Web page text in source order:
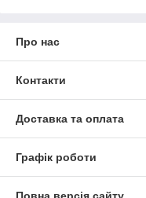
Про нас
Контакти
Доставка та оплата
Графік роботи